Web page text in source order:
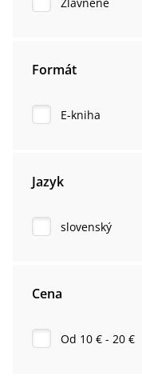
Formát
E-kniha
Jazyk
slovenský
Cena
Od 10 € - 20 €